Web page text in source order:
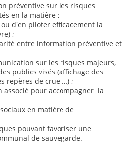
préventive sur les risques
en la matière ;
d'en piloter efficacement la
;
entre information préventive et
sur les risques majeurs,
publics visés (affichage des
repères de crue …) ;
pour accompagner la
en matière de
pouvant favoriser une
de sauvegarde.